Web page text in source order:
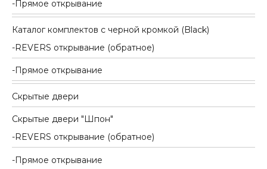
Прямое открывание
Каталог комплектов c черной кромкой (Black)
REVERS открывание (обратное)
Прямое открывание
Скрытые двери
Скрытые двери "Шпон"
REVERS открывание (обратное)
Прямое открывание